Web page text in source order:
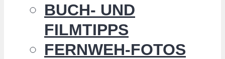
BUCH- UND
FILMTIPPS
FERNWEH-FOTOS